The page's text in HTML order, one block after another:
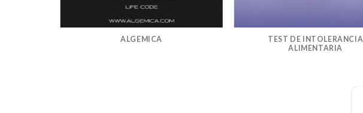
ALGEMICA
TEST DE INTOLERANCIA
ALIMENTARIA